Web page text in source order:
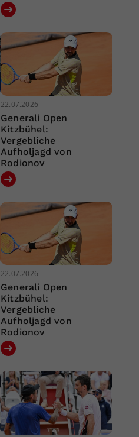
22.07.2026
Generali Open
Kitzbühel:
Vergebliche
Aufholjagd von
Rodionov
22.07.2026
Generali Open
Kitzbühel:
Vergebliche
Aufholjagd von
Rodionov